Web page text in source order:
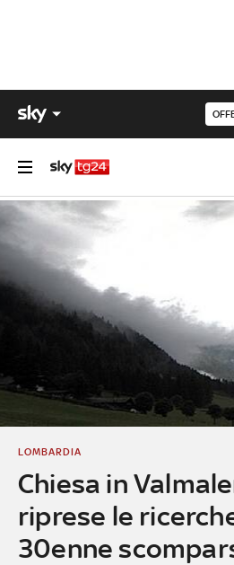
Chiesa in
riprese le
30enne
LOMBARDIA